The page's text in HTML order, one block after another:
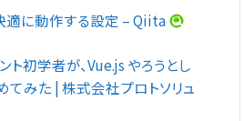
適に動作する設定 – Qiita
初学者が、Vue.js やろうとし
みた | 株式会社プロトソリュ